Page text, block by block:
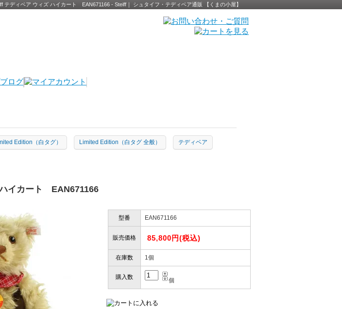
テディベア ウィズ ハイカート EAN671166 - Steiff｜ シュタイフ・テディベア通販 【くまの小屋】
Edition（白タグ） Limited Edition（白タグ 全般） テディベア
イカート EAN671166
型番 EAN671166
販売価格 85,800円(税込)
在庫数 1個
購入数 個